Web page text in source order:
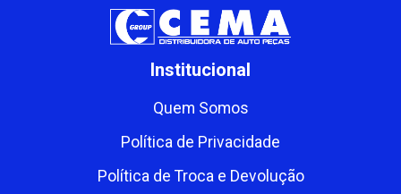
Institucional
Quem Somos
Política de Privacidade
Política de Troca e Devolução